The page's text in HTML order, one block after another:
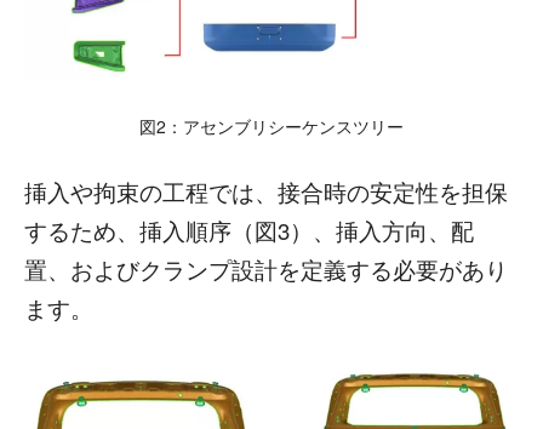
図2：アセンブリシーケンスツリー
挿入や拘束の工程では、接合時の安定性を担保
するため、挿入順序（図3）、挿入方向、配
置、およびクランプ設計を定義する必要があり
ます。